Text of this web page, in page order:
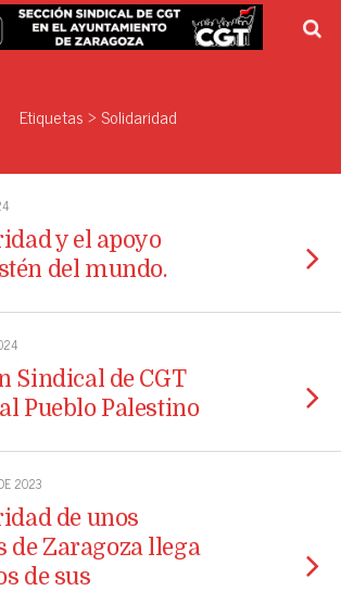
Etiquetas › Solidaridad
y el apoyo
del mundo.
Sindical de CGT
Pueblo Palestino
2023
de unos
de Zaragoza llega
de sus